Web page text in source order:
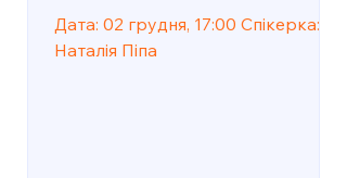
Дата: 02 грудня, 17:00 Спікерка:
Наталія Піпа